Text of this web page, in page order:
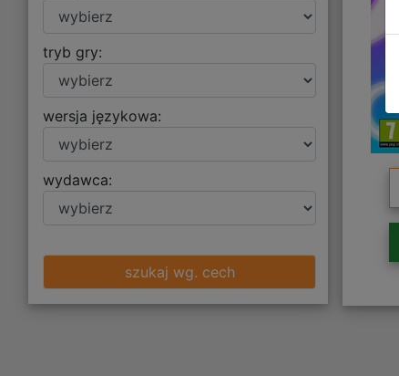
tryb gry:
wersja językowa:
wydawca:
szukaj wg. cech